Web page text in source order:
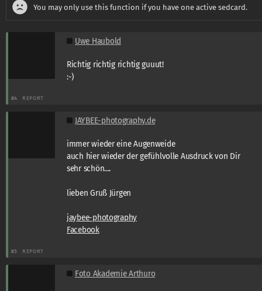
You may only use this function if you have one active sedcard.
Uwe Haubold
Richtig richtig richtig guuut!
:-)
#4 REPORT
JAYBEE-photography.de
immer wieder eine Augenweide
auch hier wieder der gefühlvolle Ausdruck von Dir
sehr schön....
lieben Gruß Jürgen
jaybee-photography
Facebook
#3 REPORT
Foto Akademie Arthuro